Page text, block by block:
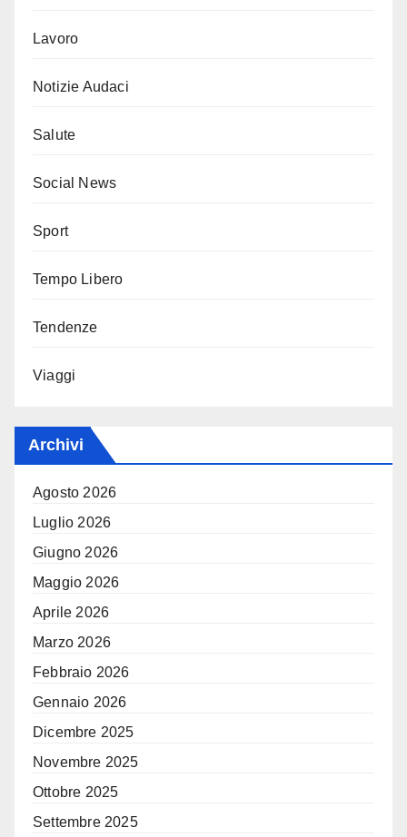
Lavoro
Notizie Audaci
Salute
Social News
Sport
Tempo Libero
Tendenze
Viaggi
Archivi
Agosto 2026
Luglio 2026
Giugno 2026
Maggio 2026
Aprile 2026
Marzo 2026
Febbraio 2026
Gennaio 2026
Dicembre 2025
Novembre 2025
Ottobre 2025
Settembre 2025